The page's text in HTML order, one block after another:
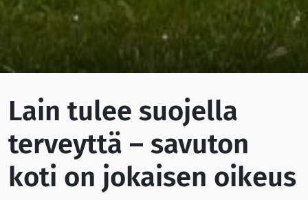
Lain tulee suojella
terveyttä – savuton
koti on jokaisen oikeus